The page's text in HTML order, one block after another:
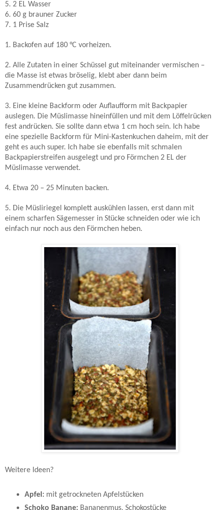
5. 2 EL Wasser
6. 60 g brauner Zucker
7. 1 Prise Salz
1. Backofen auf 180 °C vorheizen.
2. Alle Zutaten in einer Schüssel gut miteinander vermischen –
die Masse ist etwas bröselig, klebt aber dann beim
Zusammendrücken gut zusammen.
3. Eine kleine Backform oder Auflaufform mit Backpapier
auslegen. Die Müslimasse hineinfüllen und mit dem Löffelrücken
fest andrücken. Sie sollte dann etwa 1 cm hoch sein. Ich habe
eine spezielle Backform für Mini-Kastenkuchen daheim, mit der
geht es auch super. Ich habe sie ebenfalls mit schmalen
Backpapierstreifen ausgelegt und pro Förmchen 2 EL der
Müslimasse verwendet.
4. Etwa 20 – 25 Minuten backen.
5. Die Müsliriegel komplett auskühlen lassen, erst dann mit
einem scharfen Sägemesser in Stücke schneiden oder wie ich
einfach nur noch aus den Förmchen heben.
Weitere Ideen?
Apfel: mit getrockneten Apfelstücken
Schoko Banane: Bananenmus, Schokostücke